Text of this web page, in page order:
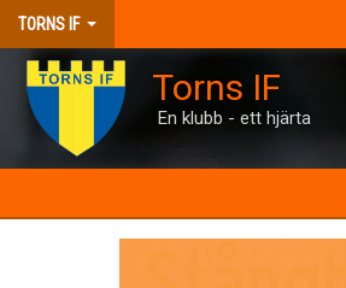
TORNS IF
Torns IF
En klubb - ett hjärta